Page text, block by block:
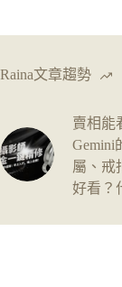
Raina文章趨勢
賣相能
Gemini
屬、戒
好看？